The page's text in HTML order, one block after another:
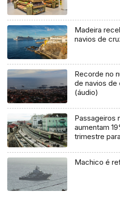
Madeira
navios de
Recorde no
de navios de
(áudio)
Passageiros
aumentam
trimestre
Machico é